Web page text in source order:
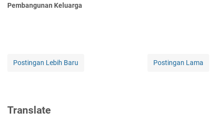
Pembangunan Keluarga
Postingan Lebih Baru Postingan Lama
Translate